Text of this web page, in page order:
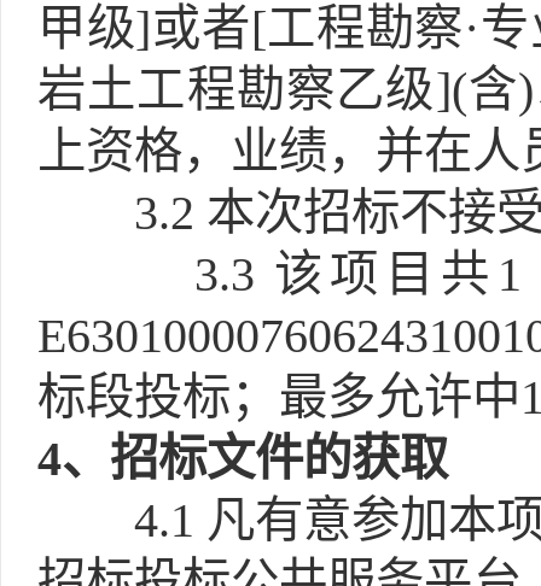
甲级]或者[工程勘察·
岩土工程勘察乙级](含
上资格，业绩，并在
3.2 本次招标不接
3.3 该项目共
标段投标；最多允许中
4、招标文件的获取
4.1 凡有意参加本